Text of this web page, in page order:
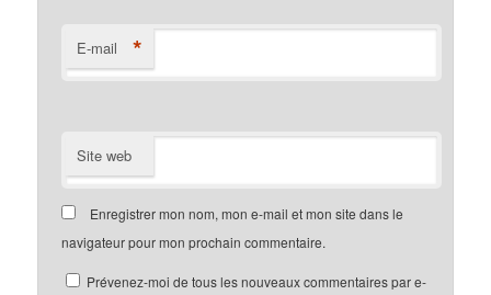
E-mail *
Site web
Enregistrer mon nom, mon e-mail et mon site dans le
navigateur pour mon prochain commentaire.
Prévenez-moi de tous les nouveaux commentaires par e-